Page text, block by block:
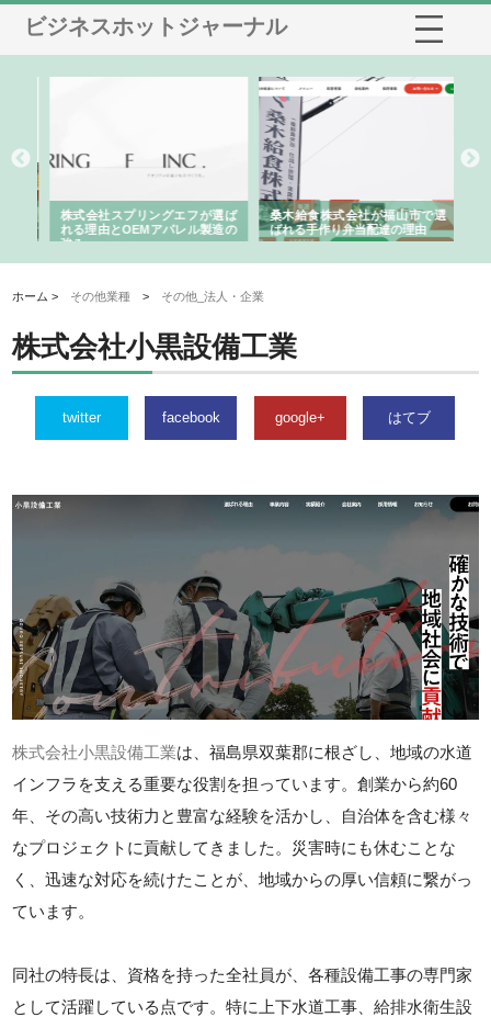
ビジネスホットジャーナル
株式会社スプリングエフが選ば
れる理由とOEMアパレル製造の
強み
桑木給食株式会社が福山市で選
ばれる手作り弁当配達の理由
ホーム > その他業種 > その他_法人・企業
株式会社小黒設備工業
twitter facebook google+ はてブ
株式会社小黒設備工業は、福島県双葉郡に根ざし、地域の水道
インフラを支える重要な役割を担っています。創業から約60
年、その高い技術力と豊富な経験を活かし、自治体を含む様々
なプロジェクトに貢献してきました。災害時にも休むことな
く、迅速な対応を続けたことが、地域からの厚い信頼に繋がっ
ています。
同社の特長は、資格を持った全社員が、各種設備工事の専門家
として活躍している点です。特に上下水道工事、給排水衛生設